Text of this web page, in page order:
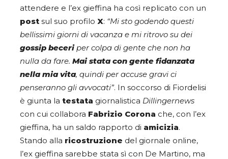
attendere e l’ex gieffina ha così replicato con un
post sul suo profilo X: “Mi sto godendo questi
bellissimi giorni di vacanza e mi ritrovo su dei
gossip beceriper colpa di gente che non ha
nulla da fare. Mai stata con gente fidanzata
nella mia vita, quindi per accuse gravi ci
penseranno gli avvocati”. In soccorso di Fiordelisi
è giunta la testata giornalistica Dillingernews
con cui collabora Fabrizio Corona che, con l’ex
gieffina, ha un saldo rapporto di amicizia.
Stando alla ricostruzione del giornale online,
l’ex gieffina sarebbe stata sì con De Martino, ma